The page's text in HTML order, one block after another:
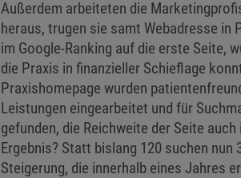
Außerdem arbeiteten die
heraus, trugen sie samt Webadresse
im Google-Ranking auf die erste Seite,
die Praxis in finanzieller Schieflage
Praxishomepage wurden
Leistungen eingearbeitet und für
gefunden, die Reichweite der Seite
Ergebnis? Statt bislang 120 suchen
Steigerung, die innerhalb eines Jahres